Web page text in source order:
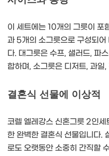
이 세트에는 10개의 그릇이 포
과 5개의 소그릇으로 구성되어
다. 대그릇은 수프, 샐러드, 파
합하며, 소그릇은 디저트, 과일
결혼식 선물에 이상적
코렐 엘레강스 신혼그릇 2인
한 완벽한 결혼식 선물입니다.
로도 오랫동안 소중히 간직할